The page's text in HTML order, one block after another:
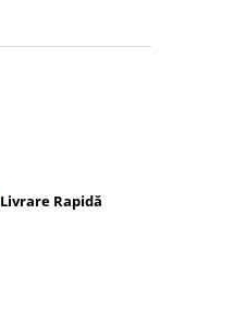
Livrare Rapidă